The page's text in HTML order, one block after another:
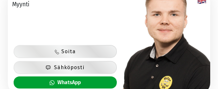
Myynti
Soita
Sähköposti
WhatsApp